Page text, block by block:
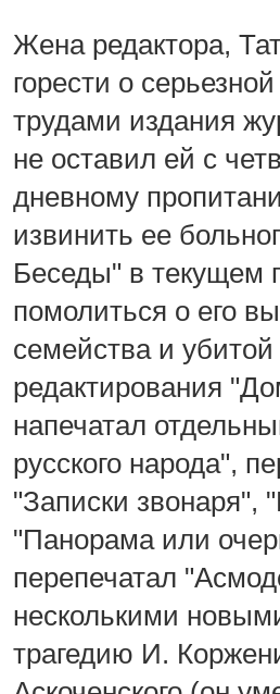
Жена редактора,
горести о
трудами издания
не оставил ей с
дневному
извинить ее
Беседы" в текущем
помолиться о его
семейства и
редактирования
напечатал
русского народа",
"Записки звонаря",
"Панорама или
перепечатал
несколькими
трагедию И.